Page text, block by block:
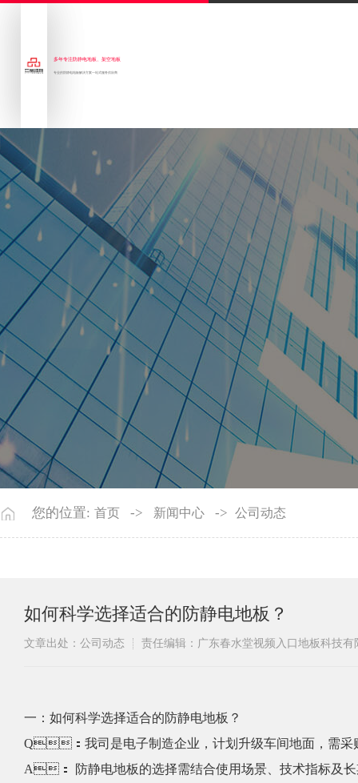
多年专注防静电地板、架空地板
专业的防静电地板解决方案一站式服务供应商
您的位置: 首页 -> 新闻中心 -> 公司动态
如何科学选择适合的防静电地板？
文章出处：公司动态 责任编辑：广东春水堂视频入口地板科技
一：如何科学选择适合的防静电地板？
Q：我司是电子制造企业，计划升级车间地面，需采
A： 防静电地板的选择需结合使用场景、技术指标及长期